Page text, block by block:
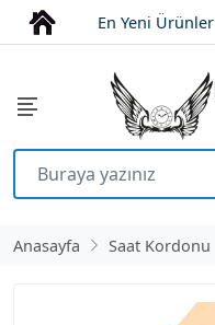
En Yeni Ürünler
Anasayfa Saat Kordonu